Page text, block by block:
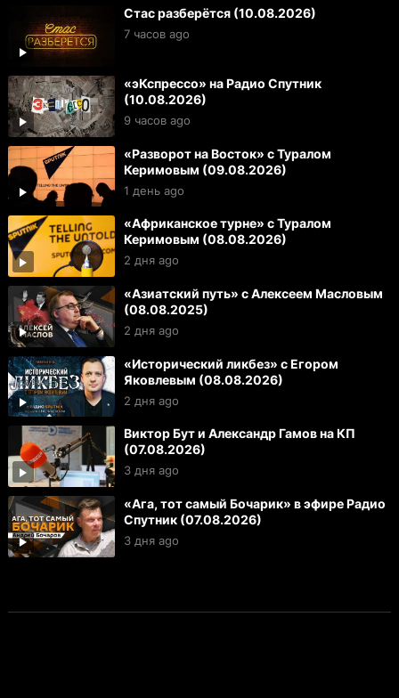
Стас разберётся (10.08.2026)
7 часов ago
«эКспрессо» на Радио Спутник
(10.08.2026)
9 часов ago
«Разворот на Восток» с Туралом
Керимовым (09.08.2026)
1 день ago
«Африканское турне» с Туралом
Керимовым (08.08.2026)
2 дня ago
«Азиатский путь» с Алексеем Масловым
(08.08.2025)
2 дня ago
«Исторический ликбез» с Егором
Яковлевым (08.08.2026)
2 дня ago
Виктор Бут и Александр Гамов на КП
(07.08.2026)
3 дня ago
«Ага, тот самый Бочарик» в эфире Радио
Спутник (07.08.2026)
3 дня ago